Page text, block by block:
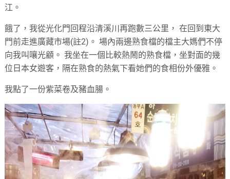
江。
餓了，我從光化門回程沿清溪川再跑數三公里， 在回到東大
門前走進廣藏市場(註2)。 場內兩邊熟食檔的檔主大媽們不停
向我叫嚷光顧。 我坐在一個比較熱鬧的熟食檔，坐對面的幾
位日本女遊客，隔在熟食的熱氣下看她們的食相份外優雅。
我點了一份紫菜卷及豬血腸。